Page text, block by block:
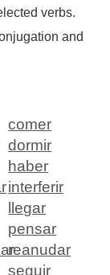
verbs.
and
comer
dormir
haber
interferir
llegar
pensar
reanudar
seguir